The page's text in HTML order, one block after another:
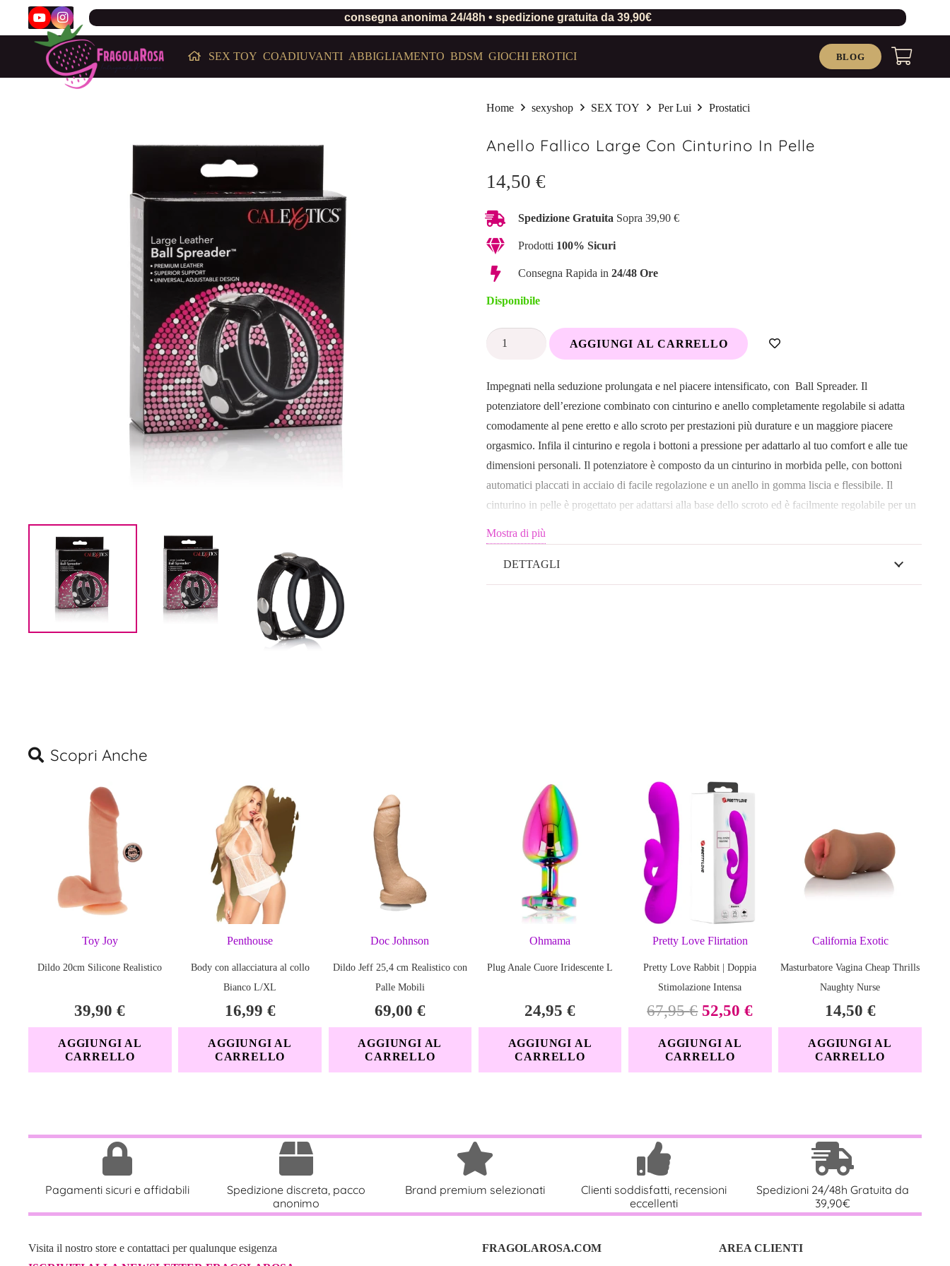
consegna anonima 24/48h • spedizione gratuita da 39,90€
SEX TOY COADIUVANTI ABBIGLIAMENTO BDSM GIOCHI EROTICI BLOG
Home sexyshop SEX TOY Per Lui Prostatici
Anello Fallico Large Con Cinturino In Pelle
14,50 €
Spedizione Gratuita Sopra 39,90 €
Prodotti 100% Sicuri
Consegna Rapida in 24/48 Ore
Disponibile
Anello
Con
Cinturino
Pelle
AGGIUNGI AL CARRELLO
Impegnati nella seduzione prolungata e nel piacere intensificato, con Ball Spreader. Il
potenziatore dell’erezione combinato con cinturino e anello completamente regolabile si adatta
comodamente al pene eretto e allo scroto per prestazioni più durature e un maggiore piacere
orgasmico. Infila il cinturino e regola i bottoni a pressione per adattarlo al tuo comfort e alle tue
dimensioni personali. Il potenziatore è composto da un cinturino in morbida pelle, con bottoni
automatici placcati in acciaio di facile regolazione e un anello in gomma liscia e flessibile. Il
cinturino in pelle è progettato per adattarsi alla base dello scroto ed è facilmente regolabile per un
prestazioni personali e la resistenza. Per il massimo piacere strabiliante, usa sempre un lubrificante
di qualità con questo giocattolo. Ideale per la prima volta e per gli utenti esperti, il potenziatore
può essere utilizzato per il divertimento intimo da solista e la stimolazione sensuale durante il
Mostra di più
DETTAGLI
Scopri Anche
Toy Joy
Dildo 20cm Silicone Realistico
39,90€
AGGIUNGI AL
CARRELLO
Penthouse
Body con allacciatura al collo
Bianco L/XL
16,99 €
AGGIUNGI AL
CARRELLO
Doc Johnson
Dildo Jeff 25,4 cm Realistico con
Palle Mobili
69,00 €
AGGIUNGI AL
CARRELLO
Ohmama
Plug Anale Cuore Iridescente L
24,95€
AGGIUNGI AL
CARRELLO
Pretty Love Flirtation
Pretty Love Rabbit | Doppia
Stimolazione Intensa
67,95€ Il
prezzo
originale
era:
52,50€Il
prezzo
è:
AGGIUNGI AL
CARRELLO
California Exotic
Masturbatore Vagina Cheap Thrills
Naughty Nurse
14,50 €
AGGIUNGI AL
CARRELLO
Pagamenti sicuri e affidabili
Spedizione discreta, pacco
anonimo
Brand premium selezionati
Clienti soddisfatti, recensioni
eccellenti
Spedizioni 24/48h Gratuita da
39,90€
Visita il nostro store e contattaci per qualunque esigenza
FRAGOLAROSA.COM AREA CLIENTI